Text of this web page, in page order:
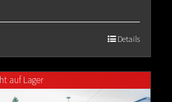
Details
auf Lager